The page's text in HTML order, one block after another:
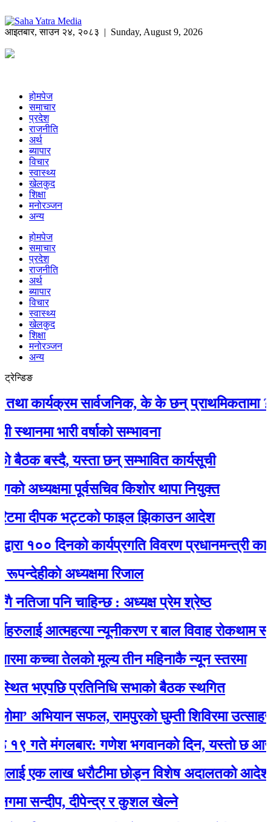
आइतबार,साउन २४, २०८३ | Sunday, August 9, 2026
होमपेज
समाचार
प्रदेश
राजनीति
अर्थ
ब्यापार
विचार
स्वास्थ्य
खेलकुद
शिक्षा
मनोरञ्जन
अन्य
होमपेज
समाचार
प्रदेश
राजनीति
अर्थ
ब्यापार
विचार
स्वास्थ्य
खेलकुद
शिक्षा
मनोरञ्जन
अन्य
ट्रेन्डिङ
सार्वजनिक, के के छन् प्राथमिकतामा ?
भारी वर्षाको सम्भावना
बस्दै, यस्ता छन् सम्भावित कार्यसूची
पूर्वसचिव किशोर थापा नियुक्त
दीपक भट्टको फाइल झिकाउन आदेश
दिनको कार्यप्रगति विवरण प्रधानमन्त्री
अध्यक्षमा रिजाल
पनि चाहिन्छ : अध्यक्ष प्रेम श्रेष्ठ
आत्महत्या न्यूनीकरण र बाल विवाह रोकथाम
कच्चा तेलको मूल्य तीन महिनाकै न्यून स्तरमा
प्रतिनिधि सभाको बैठक स्थगित
सफल, रामपुरको घुम्ती शिविरमा उत्साहजनक
गणेश भगवानकाे दिन, यस्ताे छ आजको
लाख धरौटीमा छोड्न विशेष अदालतको आदेश
दीपेन्द्र र कुशल खेल्ने